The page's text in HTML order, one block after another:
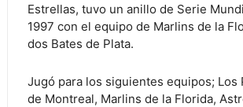
Estrellas, tuvo un anillo de Serie
1997 con el equipo de Marlins de la
dos Bates de Plata.
Jugó para los siguientes equipos; Los
de Montreal, Marlins de la Florida,